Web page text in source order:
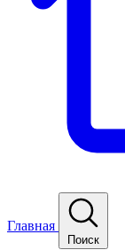
Главная
Поиск